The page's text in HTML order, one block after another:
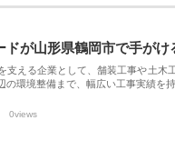
ドが山形県鶴岡市で手が
支える企業として、舗装工事や土
の環境整備まで、幅広い工事実績を
0views